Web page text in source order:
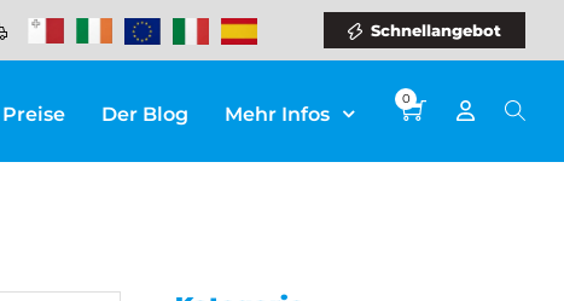
Schnellangebot
Preise Der Blog Mehr Infos
0